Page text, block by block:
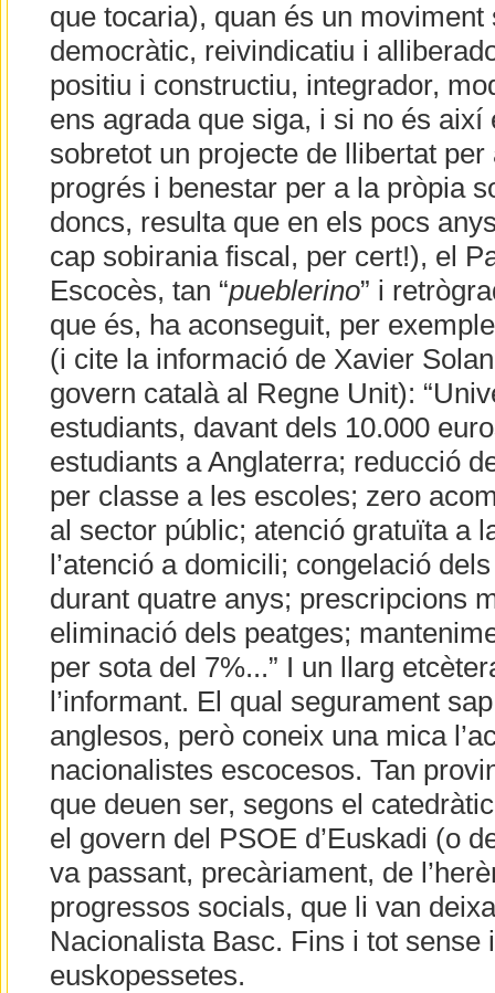
que tocaria), quan és un
democràtic, reivindicatiu i
positiu i constructiu, integrador,
ens agrada que siga, i si no és així
sobretot un projecte de llibertat
progrés i benestar per a la pròpia
doncs, resulta que en els pocs
cap sobirania fiscal, per cert!), el
Escocès, tan “pueblerino” i
que és, ha aconseguit, per
(i cite la informació de Xavier
govern català al Regne Unit):
estudiants, davant dels 10.000
estudiants a Anglaterra; reducció
per classe a les escoles; zero
al sector públic; atenció gratuïta a
l’atenció a domicili; congelació
durant quatre anys; prescripcions
eliminació dels peatges;
per sota del 7%...” I un llarg
l’informant. El qual segurament
anglesos, però coneix una mica
nacionalistes escocesos. Tan
que deuen ser, segons el
el govern del PSOE d’Euskadi (o
va passant, precàriament, de
progressos socials, que li van
Nacionalista Basc. Fins i tot sense
euskopessetes.